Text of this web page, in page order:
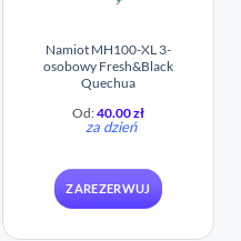
Namiot MH100-XL 3-
osobowy Fresh&Black​
Quechua
Od:40.00zł
za dzień
ZAREZERWUJ